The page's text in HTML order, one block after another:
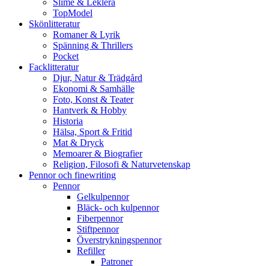
Slime & Leklera
TopModel
Skönlitteratur
Romaner & Lyrik
Spänning & Thrillers
Pocket
Facklitteratur
Djur, Natur & Trädgård
Ekonomi & Samhälle
Foto, Konst & Teater
Hantverk & Hobby
Historia
Hälsa, Sport & Fritid
Mat & Dryck
Memoarer & Biografier
Religion, Filosofi & Naturvetenskap
Pennor och finewriting
Pennor
Gelkulpennor
Bläck- och kulpennor
Fiberpennor
Stiftpennor
Överstrykningspennor
Refiller
Patroner